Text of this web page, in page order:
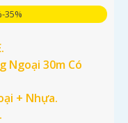
35%
Ngoại 30m Có
+ Nhựa.